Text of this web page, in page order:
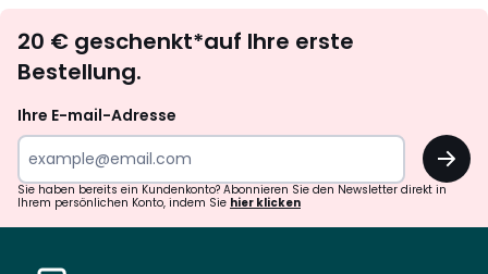
abonnieren
20 € geschenkt*auf Ihre erste
Bestellung.
Ihre E-mail-Adresse
OK
Sie haben bereits ein Kundenkonto? Abonnieren Sie den Newsletter direkt in
Ihrem persönlichen Konto, indem Sie hier klicken